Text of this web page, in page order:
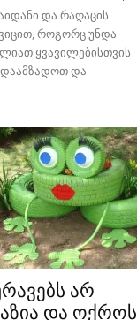
და რაღაცის
როგორც უნდა
ყვავილებისთვის
და
არ
და ოქროს